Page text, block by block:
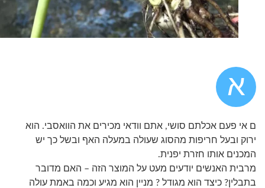
א
ם אי פעם אכלתם סושי, אתם וודאי מכירים את הוואסבי. הוא
ירוק ובעל חריפות מהסוג שעולה במעלה האף ובשל כך יש
המכנים אותו חזרת יפנית.
מרבית האנשים יודעים מעט על המוצר הזה – האם מדובר
בתבלין? כיצד הוא מגודל ? מניין הוא מגיע וכמה באמת עולה